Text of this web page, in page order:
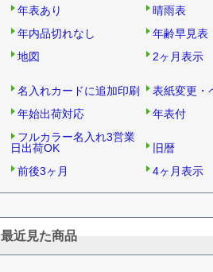
年表あり
晴雨表
年内品切れなし
年齢早見表
地図
2ヶ月表示
名入れカードに追加印刷
表紙変更・
年始出荷対応
年表付
フルカラー名入れ3営業
日出荷OK
旧暦
前後3ヶ月
4ヶ月表示
最近見た商品